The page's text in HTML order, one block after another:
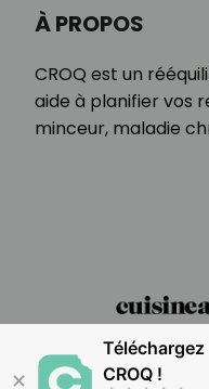
À PROPOS
CROQ est un
aide à planifier vos
minceur, maladie
✕
Téléchargez
CROQ !